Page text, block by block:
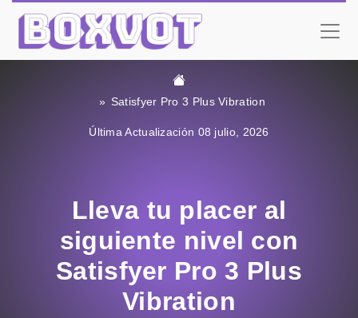
Satisfyer Pro 3 Plus Vibration
Última Actualización 08 julio, 2026
Lleva tu placer al
siguiente nivel con
Satisfyer Pro 3 Plus
Vibration